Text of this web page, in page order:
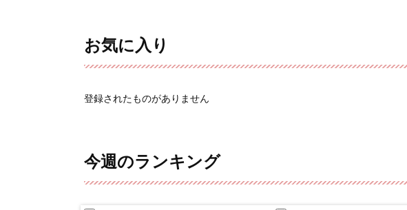
お気に入り
登録されたものがありません
今週のランキング